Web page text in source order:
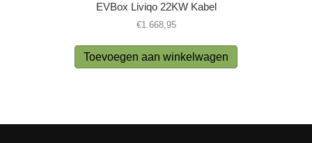
EVBox Liviqo 22KW Kabel
€1.668,95
Toevoegen aan winkelwagen